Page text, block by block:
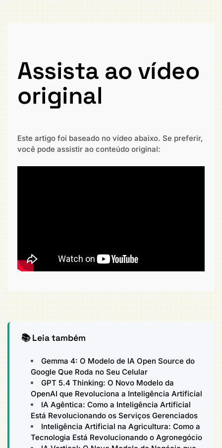
Assista ao vídeo
original
Este artigo foi baseado no vídeo abaixo. Se preferir,
você pode assistir ao conteúdo original:
📚 Leia também
Gemma 4: O Modelo de IA Open Source do
Google Que Roda no Seu Celular
GPT 5.4 Thinking: O Novo Modelo da
OpenAI que Revoluciona a Inteligência Artificial
IA Agêntica: Como a Inteligência Artificial
Está Revolucionando os Serviços Gerenciados
Inteligência Artificial na Agricultura: Como a
Tecnologia Está Revolucionando o Agronegócio